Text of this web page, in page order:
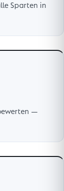
Sparten in
—